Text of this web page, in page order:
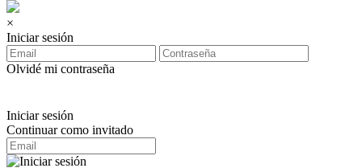
×
Iniciar sesión
Olvidé mi contraseña
Iniciar sesión
Continuar como invitado